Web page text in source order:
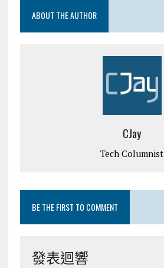
ABOUT THE AUTHOR
CJay
Tech Columnist
BE THE FIRST TO COMMENT
發表迴響